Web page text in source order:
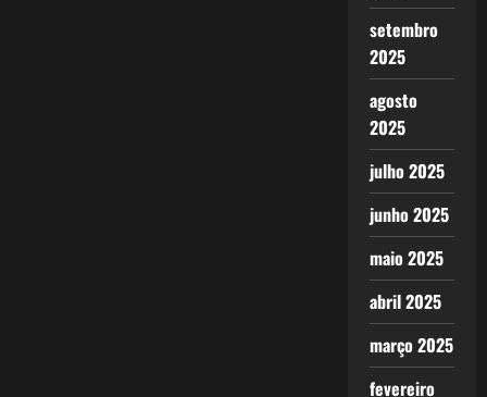
setembro
2025
agosto
2025
julho 2025
junho 2025
maio 2025
abril 2025
março 2025
fevereiro